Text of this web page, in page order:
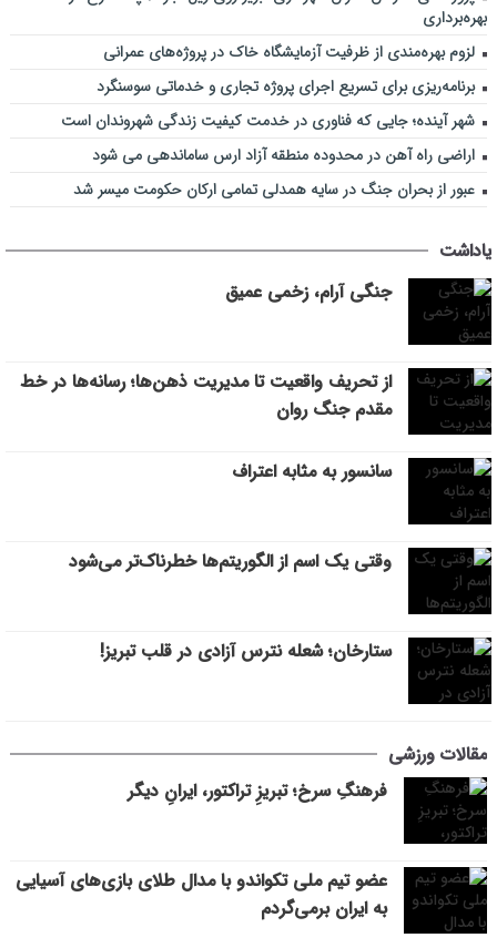
بهره‌برداری
لزوم بهره‌مندی از ظرفیت آزمایشگاه خاک در پروژه‌های عمرانی
برنامه‌ریزی برای تسریع اجرای پروژه تجاری و خدماتی سوسنگرد
شهر آینده؛ جایی که فناوری در خدمت کیفیت زندگی شهروندان است
اراضی راه آهن در محدوده منطقه آزاد ارس ساماندهی می شود
عبور از بحران جنگ در سایه همدلی تمامی ارکان حکومت میسر شد
یاداشت
جنگی آرام، زخمی عمیق
از تحریف واقعیت تا مدیریت ذهن‌ها؛ رسانه‌ها در خط
مقدم جنگ روان
سانسور به مثابه اعتراف
وقتی یک اسم از الگوریتم‌ها خطرناک‌تر می‌شود
ستارخان؛ شعله نترس آزادی در قلب تبریز!
مقالات ورزشی
فرهنگِ سرخ؛ تبریزِ تراکتور، ایرانِ دیگر
عضو تیم ملی تکواندو با مدال طلای بازی‌های آسیایی
به ایران برمی‌گردم